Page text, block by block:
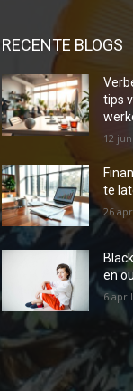
RECENTE BLOGS
tips
12
te
26
en
6